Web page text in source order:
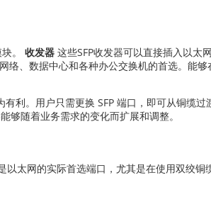
。 收发器 这些SFP收发器可以直接插入以
、数据中心和各种办公交换机的首选。能
利。用户只需更换 SFP 端口，即可从铜缆
够随着业务需求的变化而扩展和调整。
以太网的实际首选端口，尤其是在使用双绞